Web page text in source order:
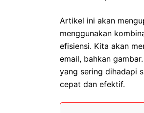
Artikel ini akan
menggunakan
efisiensi. Kita akan
email, bahkan
yang sering dihadapi
cepat dan efektif.